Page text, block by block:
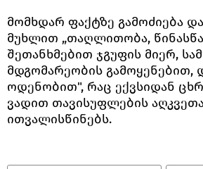
მომხდარ ფაქტზე გამოძიება
მუხლით „თაღლითობა,
შეთანხმებით ჯგუფის მიერ,
მდგომარეობის გამოყენებით,
ოდენობით", რაც ექვსიდან
ვადით თავისუფლების
ითვალისწინებს.